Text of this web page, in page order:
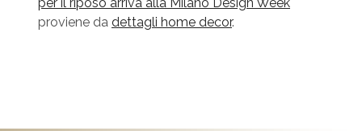
proviene da dettagli home decor.